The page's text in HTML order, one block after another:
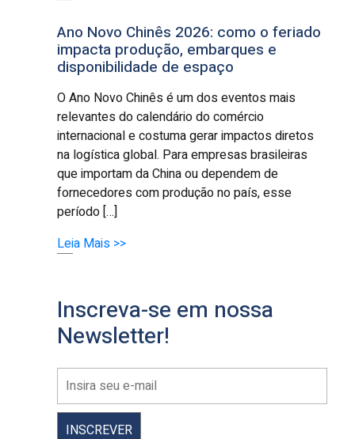
Ano Novo Chinês 2026: como o feriado
impacta produção, embarques e
disponibilidade de espaço
O Ano Novo Chinês é um dos eventos mais
relevantes do calendário do comércio
internacional e costuma gerar impactos diretos
na logística global. Para empresas brasileiras
que importam da China ou dependem de
fornecedores com produção no país, esse
período […]
Leia Mais >>
Inscreva-se em nossa
Newsletter!